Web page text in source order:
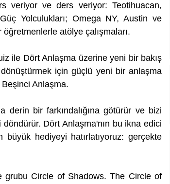
veriyor ve ders veriyor: Teotihuacan,
Yolculukları; Omega NY, Austin ve
atölye çalışmaları.
ile Dört Anlaşma üzerine yeni bir bakış
dönüştürmek için güçlü yeni bir anlaşma
Anlaşma.
derin bir farkındalığına götürür ve bizi
Dört Anlaşma'nın bu ikna edici
hediyeyi hatırlatıyoruz: gerçekte
grubu Circle of Shadows. The Circle of